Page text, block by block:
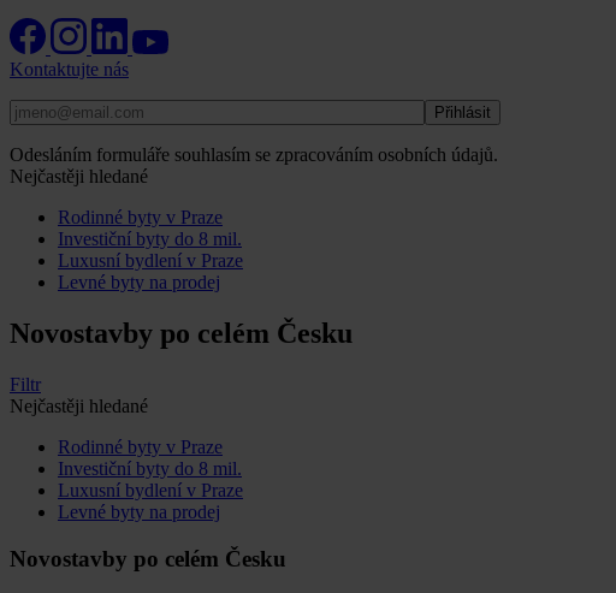
Kontaktujte nás
Odesláním formuláře souhlasím se zpracováním osobních údajů.
Nejčastěji hledané
Rodinné byty v Praze
Investiční byty do 8 mil.
Luxusní bydlení v Praze
Levné byty na prodej
Novostavby po celém Česku
Filtr
Nejčastěji hledané
Rodinné byty v Praze
Investiční byty do 8 mil.
Luxusní bydlení v Praze
Levné byty na prodej
Novostavby po celém Česku